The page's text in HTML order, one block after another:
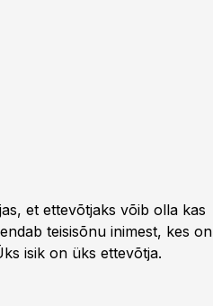
et ettevõtjaks võib olla kas
teisisõnu inimest, kes on
isik on üks ettevõtja.